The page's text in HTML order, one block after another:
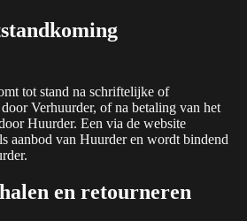
tot stand na schriftelijke of
Verhuurder, of na betaling van het
Huurder. Een via de website
aanbod van Huurder en wordt bindend
en retourneren